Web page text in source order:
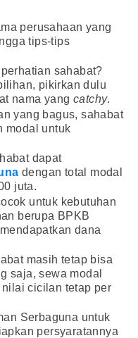
perusahaan yang
tips-tips
sahabat?
pikirkan dulu
nama yang catchy.
yang bagus, sahabat
modal untuk
dapat
dengan total modal
juta.
untuk kebutuhan
berupa BPKB
dana
masih tetap bisa
saja, sewa modal
cicilan tetap per
Serbaguna untuk
persyaratannya